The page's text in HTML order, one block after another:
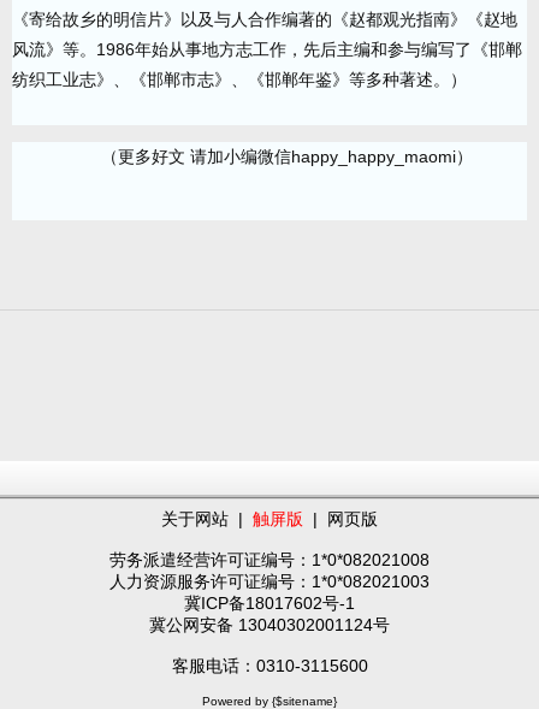
《寄给故乡的明信片》以及与人合作编著的《赵都观光指南》《赵地
风流》等。1986年始从事地方志工作，先后主编和参与编写了《邯郸
纺织工业志》、《邯郸市志》、《邯郸年鉴》等多种著述。）
（更多好文 请加小编微信happy_happy_maomi）
关于网站 | 触屏版 | 网页版
劳务派遣经营许可证编号：1*0*082021008
人力资源服务许可证编号：1*0*082021003
冀ICP备18017602号-1
冀公网安备 13040302001124号
客服电话：0310-3115600
Powered by {$sitename}